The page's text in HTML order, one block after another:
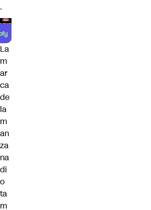
.
La
m
ar
ca
de
la
m
an
za
na
di
o
ta
m